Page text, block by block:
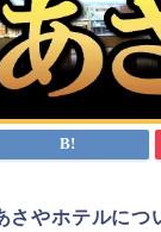
やホテルにつ